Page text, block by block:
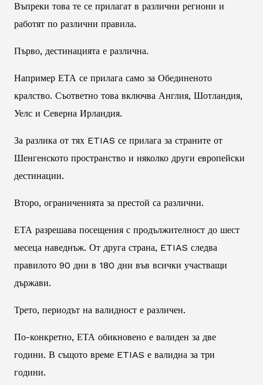
Въпреки това те се прилагат в различни региони и
работят по различни правила.
Първо, дестинацията е различна.
Например ЕТА се прилага само за Обединеното
кралство. Съответно това включва Англия, Шотландия,
Уелс и Северна Ирландия.
За разлика от тях ETIAS се прилага за страните от
Шенгенското пространство и няколко други европейски
дестинации.
Второ, ограниченията за престой са различни.
ЕТА разрешава посещения с продължителност до шест
месеца наведнъж. От друга страна, ETIAS следва
правилото 90 дни в 180 дни във всички участващи
държави.
Трето, периодът на валидност е различен.
По-конкретно, ЕТА обикновено е валиден за две
години. В същото време ETIAS е валидна за три
години.